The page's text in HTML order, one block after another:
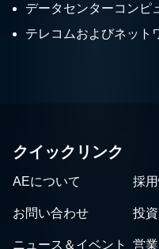
データセンターコンピ
テレコムおよびネット
クイックリンク
AEについて 採
お問い合わせ 投
ニュース＆イベント 営